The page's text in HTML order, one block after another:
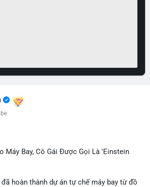
Máy Bay, Cô Gái Được Gọi Là 'Einstein
hoàn thành dự án tự chế máy bay từ đồ